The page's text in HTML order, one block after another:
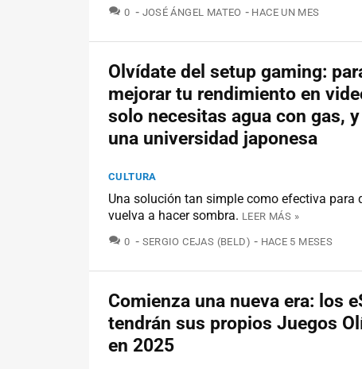
0 COMENTARIOS
JOSÉ ÁNGEL MATEO HACE UN MES
Olvídate del setup gaming:
mejorar tu rendimiento en
solo necesitas agua con gas,
una universidad japonesa
CULTURA
Una solución tan simple como efectiva para
vuelva a hacer sombra. LEER MÁS »
0 COMENTARIOS
SERGIO CEJAS (BELD) HACE 5 MESES
Comienza una nueva era: los
tendrán sus propios Juegos
en 2025